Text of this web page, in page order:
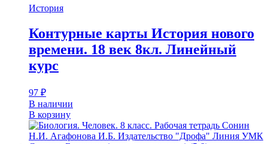
История
Контурные карты История нового
времени. 18 век 8кл. Линейный
курс
97 ₽
В наличии
В корзину